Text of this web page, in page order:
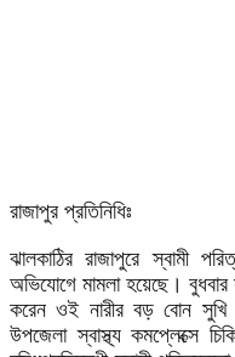
রাজাপুর প্রতিনিধিঃ
ঝালকাঠির রাজাপুরে স্বামী
অভিযোগে মামলা হয়েছে। বুধবার
করেন ওই নারীর বড় বোন
উপজেলা স্বাস্থ্য কমপ্লেক্সে